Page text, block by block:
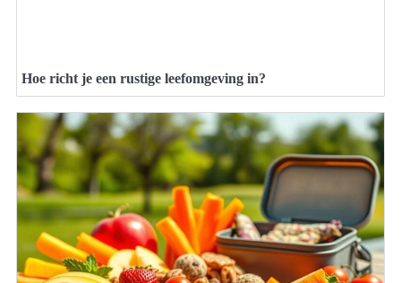
Hoe richt je een rustige leefomgeving in?